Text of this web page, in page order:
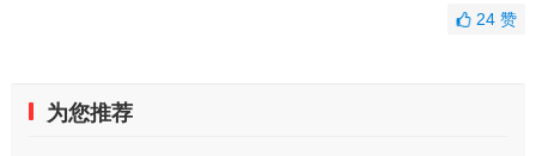
24赞
为您推荐